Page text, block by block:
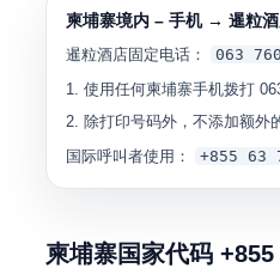
柬埔寨境内 – 手机 → 暹粒
暹粒酒店固定电话： 063
使用任何柬埔寨手机拨打
除打印号码外，不添加额外
国际呼叫者使用：
+855 63
柬埔寨国家代码